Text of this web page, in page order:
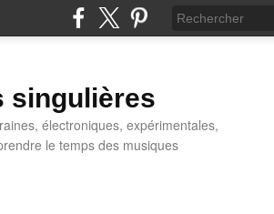
singulières
électroniques, expérimentales,
le temps des musiques